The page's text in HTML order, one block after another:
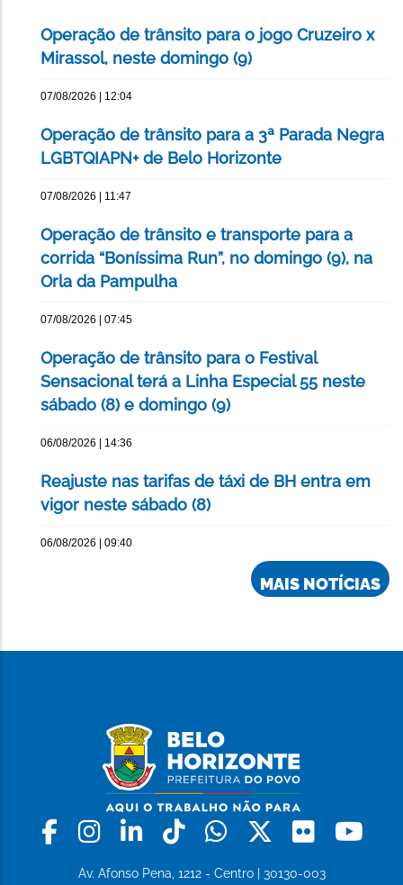
Operação de trânsito para o jogo Cruzeiro x
Mirassol, neste domingo (9)
07/08/2026 | 12:04
Operação de trânsito para a 3ª Parada Negra
LGBTQIAPN+ de Belo Horizonte
07/08/2026 | 11:47
Operação de trânsito e transporte para a
corrida “Boníssima Run”, no domingo (9), na
Orla da Pampulha
07/08/2026 | 07:45
Operação de trânsito para o Festival
Sensacional terá a Linha Especial 55 neste
sábado (8) e domingo (9)
06/08/2026 | 14:36
Reajuste nas tarifas de táxi de BH entra em
vigor neste sábado (8)
06/08/2026 | 09:40
MAIS NOTÍCIAS
Facebook
Instagram
LinkedinTiktokWhatsapp
X Flickr
Av. Afonso Pena, 1212 - Centro | 30130-003